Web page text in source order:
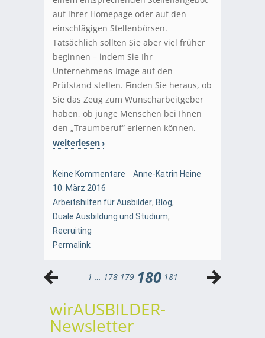
auf ihrer Homepage oder auf den
einschlägigen Stellenbörsen.
Tatsächlich sollten Sie aber viel früher
beginnen – indem Sie Ihr
Unternehmens-Image auf den
Prüfstand stellen. Finden Sie heraus, ob
Sie das Zeug zum Wunscharbeitgeber
haben, ob junge Menschen bei Ihnen
den „Traumberuf“ erlernen können.
weiterlesen
Keine Kommentare
Anne-Katrin Heine
10. März 2016
Arbeitshilfen für Ausbilder, Blog,
Duale Ausbildung und Studium,
Recruiting
Permalink
1 … 178 179 180 181
wirAUSBILDER-
Newsletter